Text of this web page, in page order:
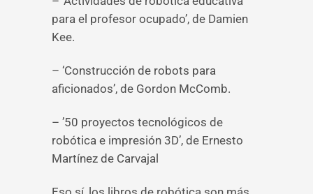
para el profesor ocupado’, de Damien
Kee.
– ‘Construcción de robots para
aficionados’, de Gordon McComb.
– ’50 proyectos tecnológicos de
robótica e impresión 3D’, de Ernesto
Martínez de Carvajal